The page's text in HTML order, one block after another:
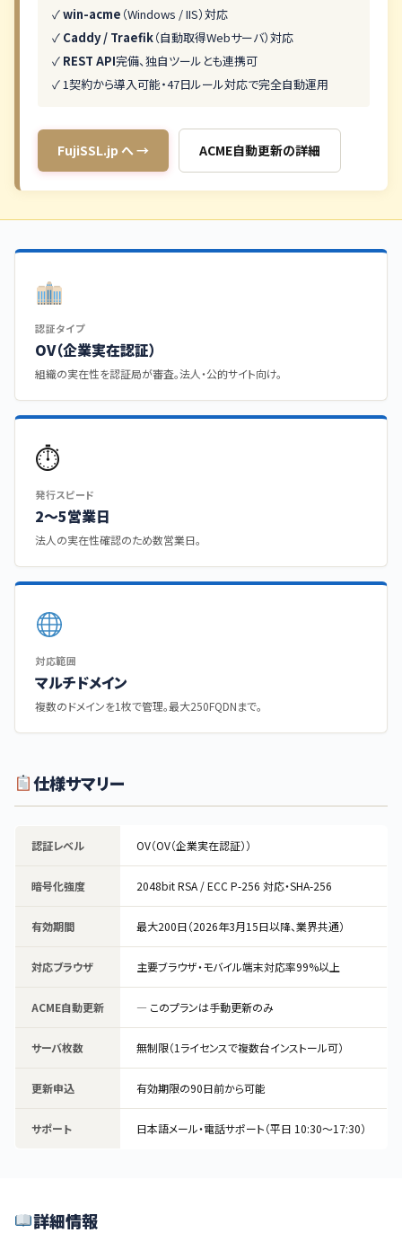
✓win-acme （Windows / IIS）対応
✓ Caddy / Traefik（自動取得Webサーバ）対応
✓ REST API完備、独自ツールとも連携可
✓ 1契約から導入可能・47日ルール対応で完全自動運用
FujiSSL.jp へ → ACME自動更新の詳細
認証タイプ
OV（企業実在認証）
組織の実在性を認証局が審査。法人・公的サイト向け。
⏱
発行スピード
2〜5営業日
法人の実在性確認のため数営業日。
対応範囲
マルチドメイン
複数のドメインを1枚で管理。最大250FQDNまで。
仕様サマリー
認証レベル OV（OV（企業実在認証））
暗号化強度 2048bit RSA / ECC P-256 対応・SHA-256
有効期間 最大200日（2026年3月15日以降、業界共通）
対応ブラウザ 主要ブラウザ・モバイル端末対応率99%以上
ACME自動更新 — このプランは手動更新のみ
サーバ枚数 無制限（1ライセンスで複数台インストール可）
更新申込 有効期限の90日前から可能
サポート 日本語メール・電話サポート（平日 10:30〜17:30）
詳細情報